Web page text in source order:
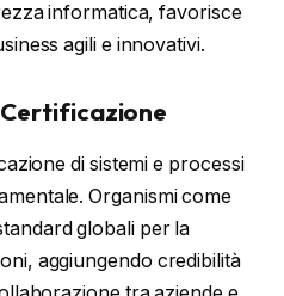
informatica, favorisce
agili e innovativi.
di sistemi e processi
Organismi come
globali per la
aggiungendo credibilità